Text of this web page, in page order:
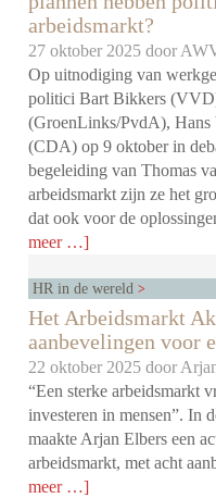
arbeidsmarkt?
27 oktober 2025 door
Op uitnodiging van
politici Bart Bikkers
(GroenLinks/PvdA),
(CDA) op 9 oktober in
begeleiding van Thomas
arbeidsmarkt zijn ze het
dat ook voor de
meer …]
HR in de wereld
Het Arbeidsmarkt
aanbevelingen voor
22 oktober 2025 door
“Een sterke arbeidsmarkt
investeren in mensen”. In
maakte Arjan Elbers een
arbeidsmarkt, met acht
meer …]